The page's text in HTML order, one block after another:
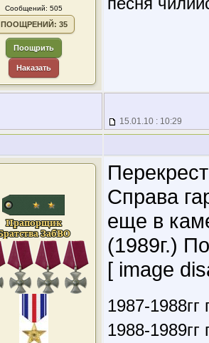
Сообщений: 505
ПООЩРЕНИЙ: 35
Поощрить
Наказать
15.01.10 : 10:29
Справа
еще в
(1989г.)
[ image
1987-
1988-